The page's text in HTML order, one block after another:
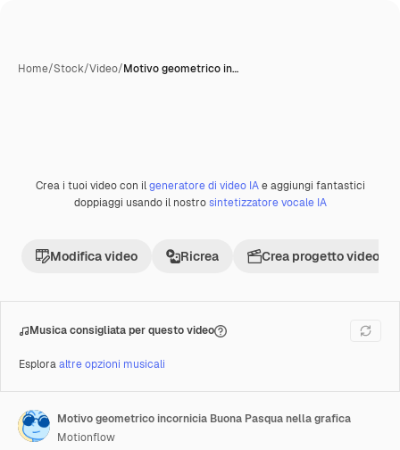
Home/Stock/Video/Motivo geometrico in…
Premium
Crea i tuoi video con ilgeneratore di video IAe aggiungi fantastici
doppiaggi usando il nostrosintetizzatore vocale IA
Modifica video Ricrea Crea progetto video
Musica consigliata per questo video
Esploraaltre opzioni musicali
Motivo geometrico incornicia Buona Pasqua nella grafica
Motionflow